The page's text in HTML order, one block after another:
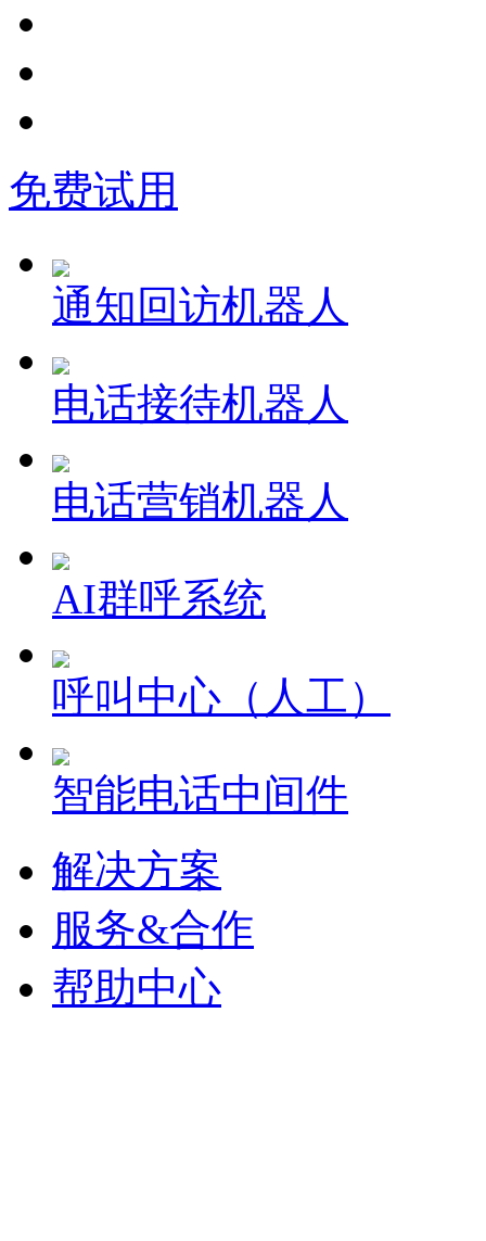
免费试用
通知回访机器人
电话接待机器人
电话营销机器人
AI群呼系统
呼叫中心（人工）
智能电话中间件
解决方案
服务&合作
帮助中心